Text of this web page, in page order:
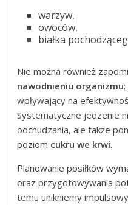
warzyw,
owoców,
białka
Nie można również
nawodnieniu organizmu
wpływający na
Systematyczne jedzenie
odchudzania, ale także
poziom cukru we krwi.
Planowanie posiłków
oraz przygotowywania
temu unikniemy